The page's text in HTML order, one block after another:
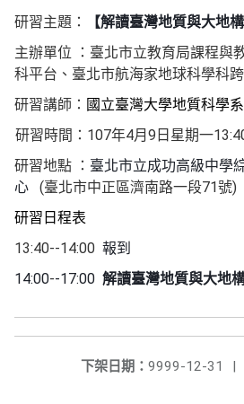
研習主題： 【解讀臺灣地質與大地構
主辦單位
：臺北市立教育局課程與
科平台、臺北市航海家地球科學科
研習講師 ： 國立臺灣大學地質科學
研習時間： 107年4月 9 日星期一
研習地點 ： 臺北市立成功高級中學
心 (臺北市中正區濟南路一段71號)
研習日程表
13:40--14:00 報到
14:00--17:00 解讀臺灣地質與大地
下架日期： 9999-12-31
|